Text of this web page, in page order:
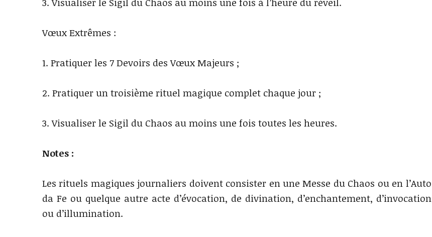
Vœux Extrêmes :
1. Pratiquer les 7 Devoirs des Vœux Majeurs ;
2. Pratiquer un troisième rituel magique complet chaque jour ;
3. Visualiser le Sigil du Chaos au moins une fois toutes les heures.
Notes :
Les rituels magiques journaliers doivent consister en une Messe du Chaos ou en l’Auto
da Fe ou quelque autre acte d’évocation, de divination, d’enchantement, d’invocation
ou d’illumination.